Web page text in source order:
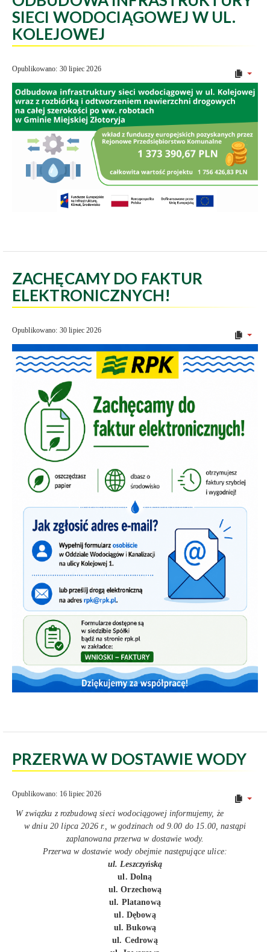
SIECI WODOCIĄGOWEJ W UL.
KOLEJOWEJ
Opublikowano: 30 lipiec 2026
ZACHĘCAMY DO FAKTUR
ELEKTRONICZNYCH!
Opublikowano: 30 lipiec 2026
PRZERWA W DOSTAWIE WODY
Opublikowano: 16 lipiec 2026
W związku z rozbudową sieci wodociągowej informujemy, że
w dniu 20 lipca 2026 r., w godzinach od 9.00 do 15.00, nastąpi
zaplanowana przerwa w dostawie wody.
Przerwa w dostawie wody obejmie następujące ulice:
ul. Leszczyńską
ul. Dolną
ul. Orzechową
ul. Platanową
ul. Dębową
ul. Bukową
ul. Cedrową